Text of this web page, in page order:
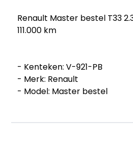
Renault Master bestel T33
111.000 km
- Kenteken: V-921-PB
- Merk: Renault
- Model: Master bestel